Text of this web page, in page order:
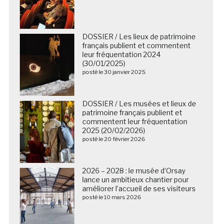
DOSSIER / Les lieux de patrimoine
français publient et commentent
leur fréquentation 2024
(30/01/2025)
posté le 30 janvier 2025
DOSSIER / Les musées et lieux de
patrimoine français publient et
commentent leur fréquentation
2025 (20/02/2026)
posté le 20 février 2026
2026 – 2028 : le musée d’Orsay
lance un ambitieux chantier pour
améliorer l’accueil de ses visiteurs
posté le 10 mars 2026